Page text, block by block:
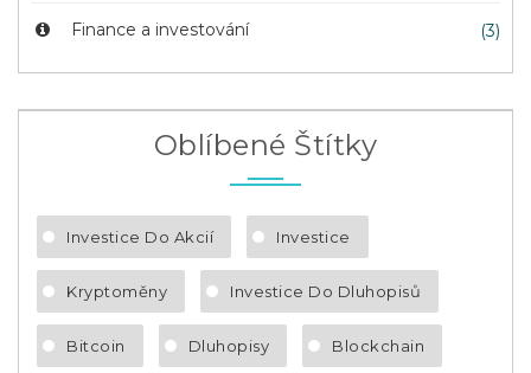
Finance a investování (3)
Oblíbené Štítky
Investice Do Akcií Investice
Kryptoměny Investice Do Dluhopisů
Bitcoin Dluhopisy Blockchain